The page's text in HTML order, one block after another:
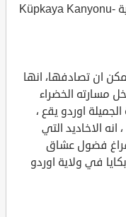
اخدود كوبكايا في ولاية اوردو الساحلية Küpkaya Kanyonu-
ان تصادفها، انها
مسارته الخضراء
اوردو يقع ،
الاخاديد التي
فضول عشاق
في ولاية اوردو